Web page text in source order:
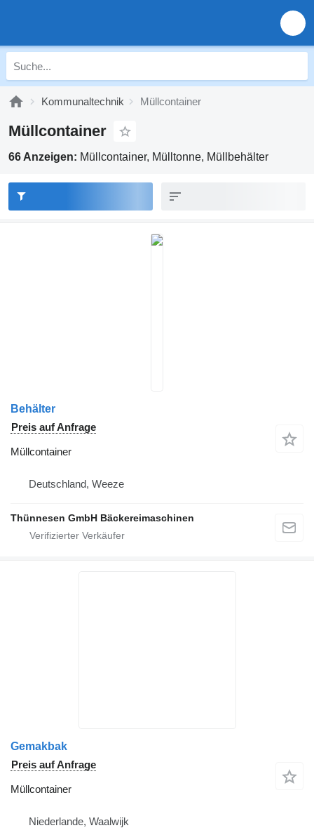
Kommunaltechnik Müllcontainer
Müllcontainer
66 Anzeigen: Müllcontainer, Mülltonne, Müllbehälter
Behälter
Preis auf Anfrage
Müllcontainer
Deutschland, Weeze
Thünnesen GmbH Bäckereimaschinen
Gemakbak
Preis auf Anfrage
Müllcontainer
Niederlande, Waalwijk